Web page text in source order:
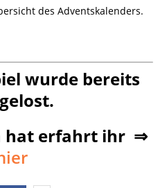
des Adventskalenders.
wurde bereits
hat erfahrt ihr ⇒